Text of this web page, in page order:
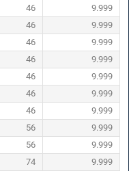
46
9.999
46
9.999
46
9.999
46
9.999
46
9.999
46
9.999
46
9.999
56
9.999
56
9.999
74
9.999